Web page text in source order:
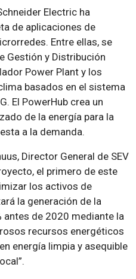
Electric ha
de aplicaciones de
Entre ellas, se
Gestión y Distribución
Power Plant y los
basados en el sistema
El PowerHub crea un
de la energía para la
a la demanda.
Director General de SEV
el primero de este
los activos de
la generación de la
antes de 2020 mediante la
recursos energéticos
energía limpia y asequible
.